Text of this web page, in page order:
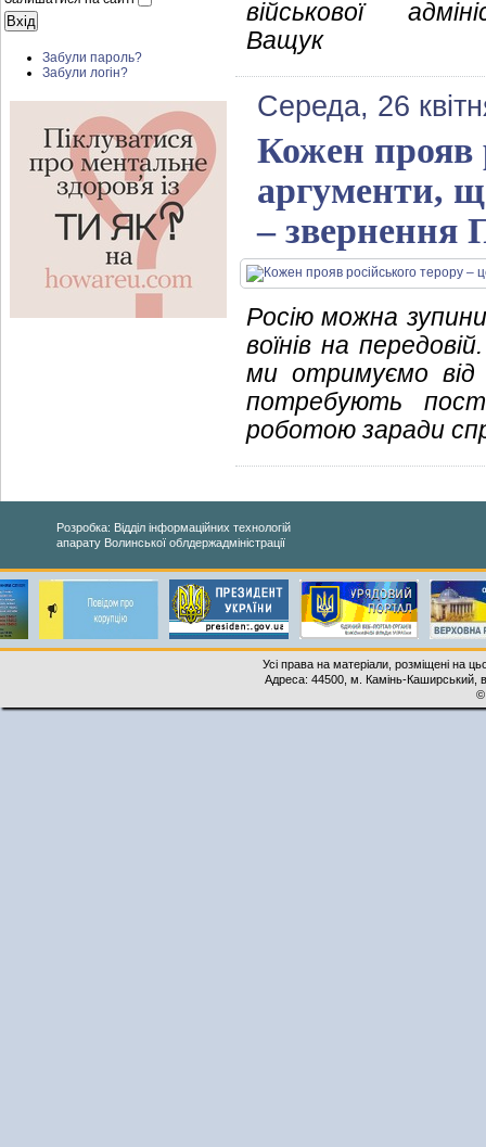
Забули пароль?
Забули логін?
військової
Ващук
Середа, 26
Кожен прояв
аргументи,
– звернення
Росію можна
воїнів на
ми отримуємо від
потребують
роботою заради
Розробка: Відділ інформаційних технологій
апарату Волинської облдержадміністрації
Усі права на матеріали, розміщені на
Адреса: 44500, м. Камінь-Каширський,
©